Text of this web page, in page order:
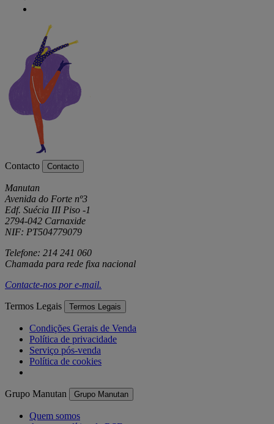
Contacto Contacto
Manutan
Avenida do Forte nº3
Edf. Suécia III Piso -1
2794-042 Carnaxide
NIF: PT504779079
Telefone: 214 241 060
Chamada para rede fixa nacional
Contacte-nos pore-mail.
Termos Legais Termos Legais
Condições Gerais de Venda
Política de privacidade
Serviço pós-venda
Política de cookies
Grupo Manutan Grupo Manutan
Quem somos